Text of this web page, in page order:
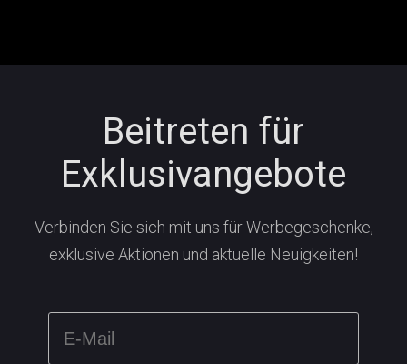
Beitreten für
Exklusivangebote
Verbinden Sie sich mit uns für Werbegeschenke,
exklusive Aktionen und aktuelle Neuigkeiten!